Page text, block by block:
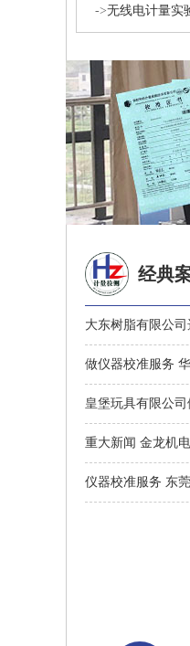
->无线电计量实
经典
大东树脂有限公
做仪器校准服务
皇堡玩具有限公
重大新闻 金龙机
仪器校准服务 东